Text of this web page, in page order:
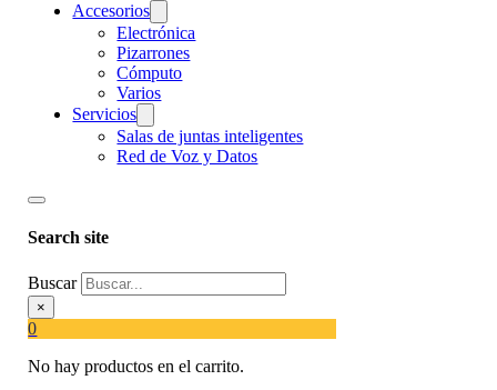
Accesorios
Electrónica
Pizarrones
Cómputo
Varios
Servicios
Salas de juntas inteligentes
Red de Voz y Datos
Search site
Buscar
×
0
No hay productos en el carrito.